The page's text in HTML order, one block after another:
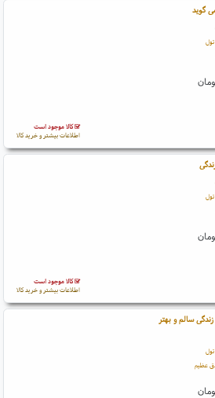
گوید
کالا موجود است
اطلاعات بیشتر و خرید کالا
کالا موجود است
اطلاعات بیشتر و خرید کالا
سالم و بهتر
عظیم